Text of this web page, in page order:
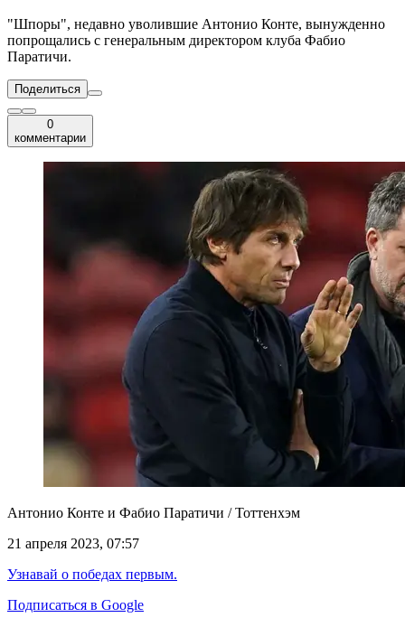
"Шпоры", недавно уволившие Антонио Конте, вынужденно
попрощались с генеральным директором клуба Фабио
Паратичи.
Поделиться
0
комментарии
Антонио Конте и Фабио Паратичи / Тоттенхэм
21 апреля 2023, 07:57
Узнавай о победах первым.
Подписаться в Google